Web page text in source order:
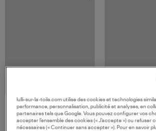
480,00 €
JEROME DREYFUSS
Sac Bobi S Cuir Lamé
Champagne
NOUVELLE
Mocassins
lulli-sur-la-toile.com utilise des cookies et technologies
performance, personnalisation, publicité et analyses, en
partenaires tels que Google. Vous pouvez configurer vos
accepter l’ensemble des cookies (« J’accepte ») ou refuser
nécessaires (« Continuer sans accepter »). Pour en savoir